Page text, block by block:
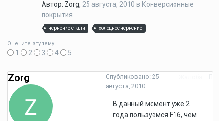
Автор: Zorg, 25 августа, 2010 в Конверсионные
покрытия
чернение стали холодное чернение
Оцените эту тему
1 2 3 4 5
Zorg Опубликовано: 25
августа, 2010
В данный момент уже 2
года пользуемся F16, чем